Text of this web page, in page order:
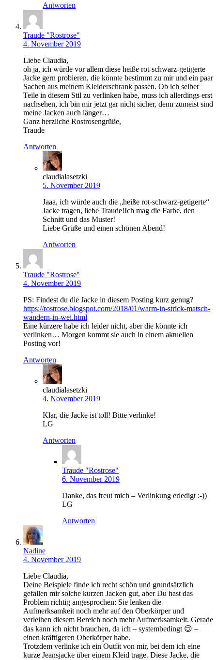
Antworten
Traude "Rostrose"
4. November 2019
Liebe Claudia,
oh ja, ich würde vor allem diese heiße rot-schwarz-getigerte
Jacke gern probieren, die könnte bestimmt zu mir und ein paar
Sachen aus meinem Kleiderschrank passen. Ob ich selber
Teile in diesem Stil zu verlinken habe, muss ich allerdings erst
nachsehen, ich bin mir jetzt gar nicht sicher, denn zumeist sind
meine Jacken auch länger…
Ganz herzliche Rostrosengrüße,
Traude
Antworten
claudialasetzki
5. November 2019
Jaaa, ich würde auch die „heiße rot-schwarz-getigerte“
Jacke tragen, liebe Traude!Ich mag die Farbe, den
Schnitt und das Muster!
Liebe Grüße und einen schönen Abend!
Antworten
Traude "Rostrose"
4. November 2019
PS: Findest du die Jacke in diesem Posting kurz genug?
https://rostrose.blogspot.com/2018/01/warm-in-strick-matsch-
wandern-in-wei.html
Eine kürzere habe ich leider nicht, aber die könnte ich
verlinken… Morgen kommt sie auch in einem aktuellen
Posting vor!
Antworten
claudialasetzki
4. November 2019
Klar, die Jacke ist toll! Bitte verlinke!
LG
Antworten
Traude "Rostrose"
6. November 2019
Danke, das freut mich – Verlinkung erledigt :-))
LG
Antworten
Nadine
4. November 2019
Liebe Claudia,
Deine Beispiele finde ich recht schön und grundsätzlich
gefallen mir solche kurzen Jacken gut, aber Du hast das
Problem richtig angesprochen: Sie lenken die
Aufmerksamkeit noch mehr auf den Oberkörper und
verleihen diesem Bereich noch mehr Aufmerksamkeit. Gerade
das kann ich nicht brauchen, da ich – systembedingt 😉 –
einen kräftigeren Oberkörper habe.
Trotzdem verlinke ich ein Outfit von mir, bei dem ich eine
kurze Jeansjacke über einem Kleid trage. Diese Jacke, die